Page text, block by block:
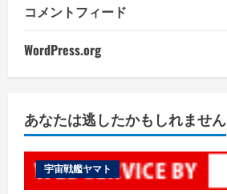
コメントフィード
WordPress.org
あなたは逃したかもしれません
宇宙戦艦ヤマト